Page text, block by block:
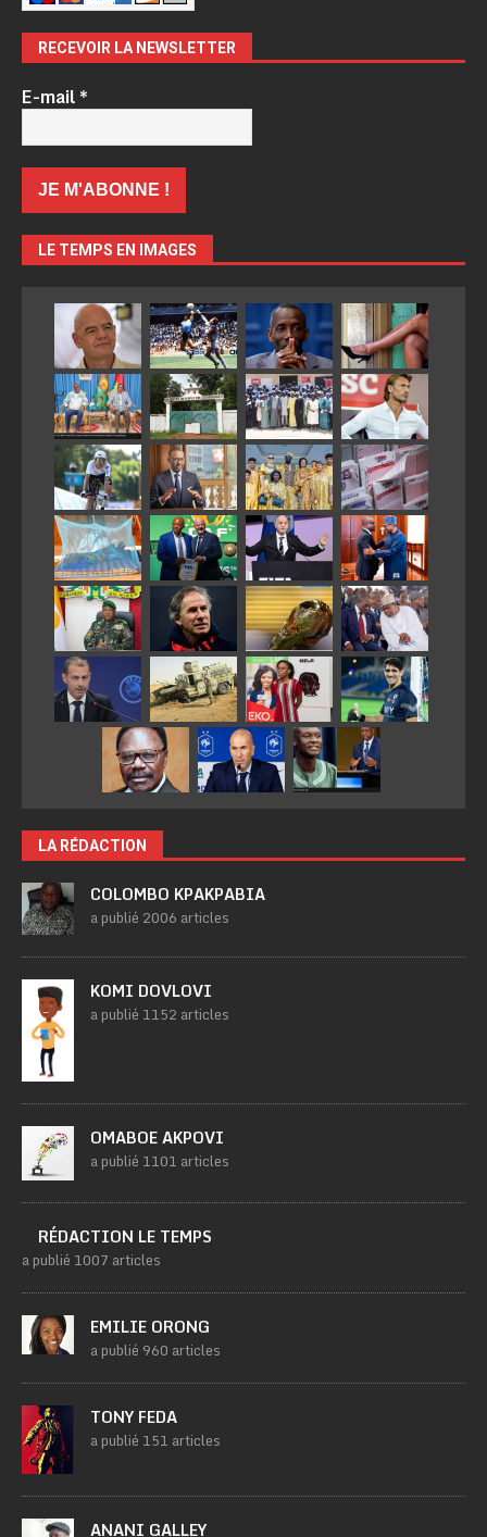
RECEVOIR LA NEWSLETTER
E-mail*
LE TEMPS EN IMAGES
LA RÉDACTION
COLOMBO KPAKPABIA
a publié 2006 articles
KOMI DOVLOVI
a publié 1152 articles
OMABOE AKPOVI
a publié 1101 articles
RÉDACTION LE TEMPS
a publié 1007 articles
EMILIE ORONG
a publié 960 articles
TONY FEDA
a publié 151 articles
ANANI GALLEY